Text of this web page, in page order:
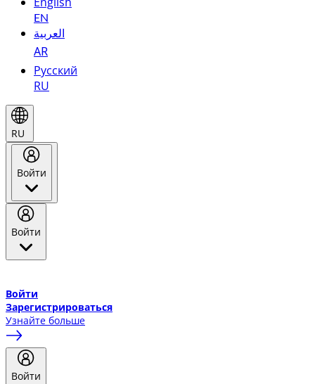
EN
العربية
AR
Русский
RU
RU
Войти
Войти
Войти
Зарегистрироваться
Узнайте больше
Войти